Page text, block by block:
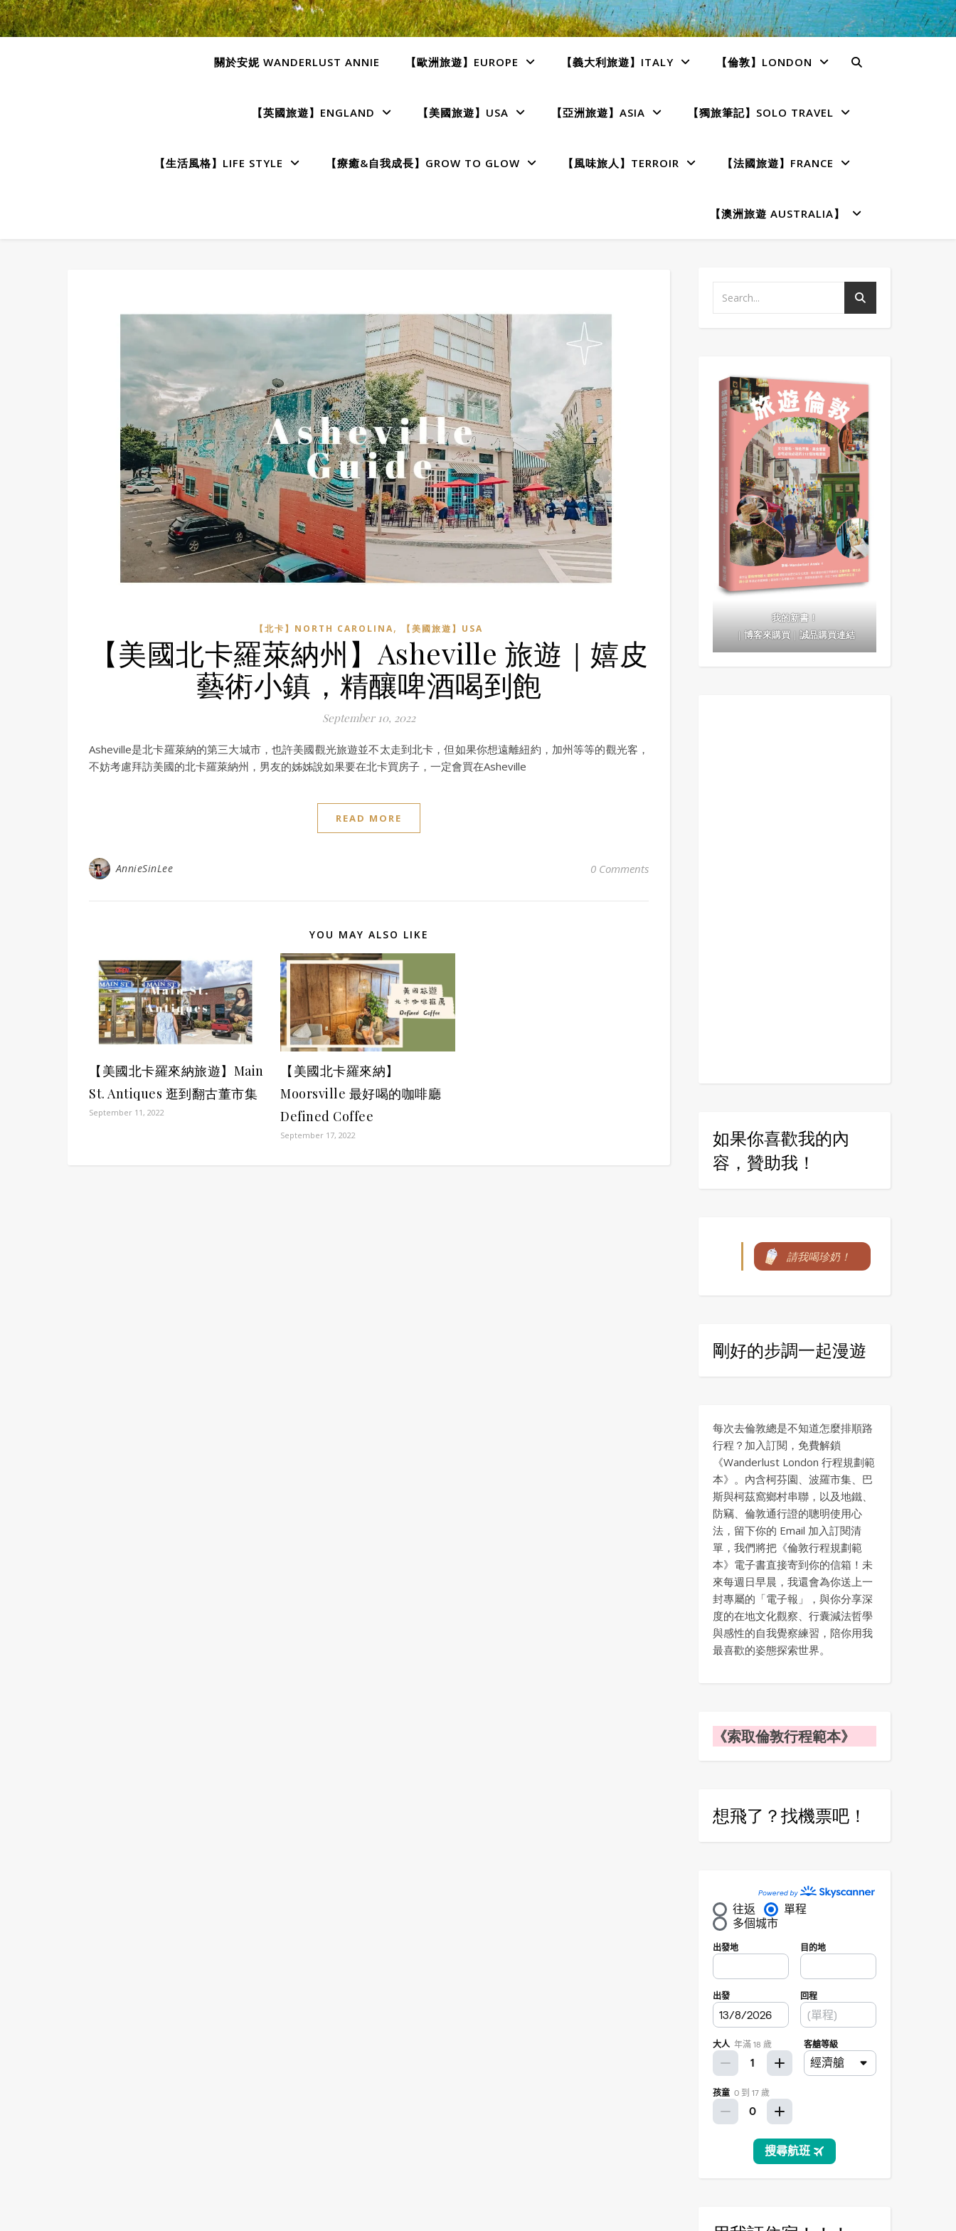
關於安妮 WANDERLUST ANNIE 【歐洲旅遊】EUROPE 【義大利旅遊】ITALY 【倫敦】LONDON
【英國旅遊】ENGLAND 【美國旅遊】USA 【亞洲旅遊】ASIA 【獨旅筆記】SOLO TRAVEL
【生活風格】LIFE STYLE 【療癒&自我成長】GROW TO GLOW 【風味旅人】TERROIR 【法國旅遊】FRANCE
【澳洲旅遊 AUSTRALIA】
【北卡】NORTH CAROLINA, 【美國旅遊】USA
【美國北卡羅萊納州】Asheville 旅遊｜嬉皮
藝術小鎮，精釀啤酒喝到飽
September 10, 2022
Asheville是北卡羅萊納的第三大城市，也許美國觀光旅遊並不太走到北卡，但如果你想遠離紐約，加州等等的觀光客，
不妨考慮拜訪美國的北卡羅萊納州，男友的姊姊說如果要在北卡買房子，一定會買在Asheville
READ MORE
AnnieSinLee 0 Comments
YOU MAY ALSO LIKE
【美國北卡羅來納旅遊】Main
St. Antiques 逛到翻古董市集
September 11, 2022
【美國北卡羅來納】
Moorsville 最好喝的咖啡廳
Defined Coffee
September 17, 2022
我的新書！
｜博客來購買｜誠品購買連結
如果你喜歡我的內
容，贊助我！
請我喝珍奶！
剛好的步調一起漫遊
每次去倫敦總是不知道怎麼排順路
行程？加入訂閱，免費解鎖
《Wanderlust London 行程規劃範
本》。內含柯芬園、波羅市集、巴
斯與柯茲窩鄉村串聯，以及地鐵、
防竊、倫敦通行證的聰明使用心
法，留下你的 Email 加入訂閱清
單，我們將把《倫敦行程規劃範
本》電子書直接寄到你的信箱！未
來每週日早晨，我還會為你送上一
封專屬的「電子報」，與你分享深
度的在地文化觀察、行囊減法哲學
與感性的自我覺察練習，陪你用我
最喜歡的姿態探索世界。
《索取倫敦行程範本》
想飛了？找機票吧！